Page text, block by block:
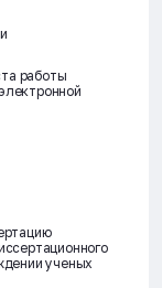
работы
ученых